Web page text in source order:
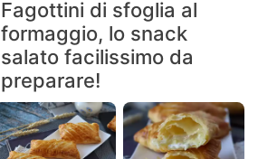
Fagottini di sfoglia al
formaggio, lo snack
salato facilissimo da
preparare!